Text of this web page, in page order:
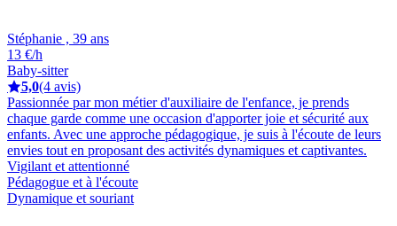
Stéphanie , 39 ans
13 €/h
Baby-sitter
5,0(4 avis)
Passionnée par mon métier d'auxiliaire de l'enfance, je prends
chaque garde comme une occasion d'apporter joie et sécurité aux
enfants. Avec une approche pédagogique, je suis à l'écoute de leurs
envies tout en proposant des activités dynamiques et captivantes.
Vigilant et attentionné
Pédagogue et à l'écoute
Dynamique et souriant